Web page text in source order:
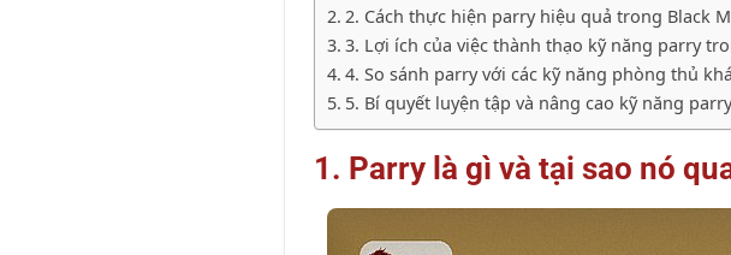
2. Cách thực hiện parry hiệu quả trong Black
3. Lợi ích của việc thành thạo kỹ năng parry
4. So sánh parry với các kỹ năng phòng thủ
5. Bí quyết luyện tập và nâng cao kỹ năng
1. Parry là gì và tại sao nó